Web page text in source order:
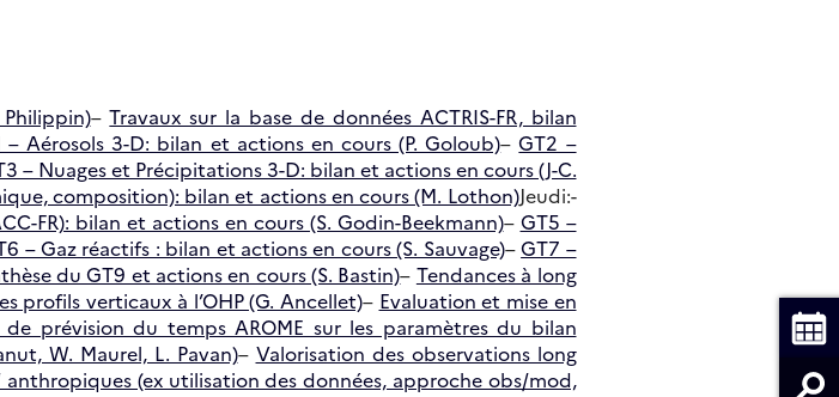
Philippin)–Travaux sur la base de données ACTRIS-FR, bilan
– Aérosols 3-D: bilan et actions en cours (P. Goloub)–GT2 –
– Nuages et Précipitations 3-D: bilan et actions en cours (J-C.
composition): bilan et actions en cours (M. Lothon)Jeudi:-
FR): bilan et actions en cours (S. Godin-Beekmann)– GT5 –
– Gaz réactifs : bilan et actions en cours (S. Sauvage)–GT7 –
du GT9 et actions en cours (S. Bastin)– Tendances à long
profils verticaux à l’OHP (G. Ancellet)– Evaluation et mise en
prévision du temps AROME sur les paramètres du bilan
W. Maurel, L. Pavan)– Valorisation des observations long
(ex utilisation des données, approche obs/mod,